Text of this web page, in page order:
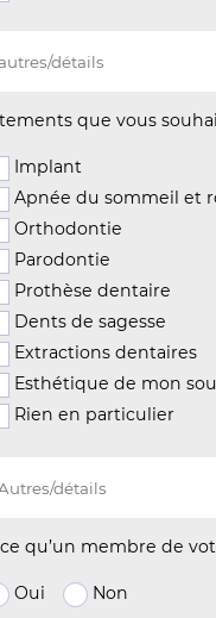
que vous
Implant
Apnée du sommeil et
Orthodontie
Parodontie
Prothèse dentaire
Dents de sagesse
Extractions dentaires
Esthétique de mon
Rien en particulier
ce qu’un membre de
Oui Non